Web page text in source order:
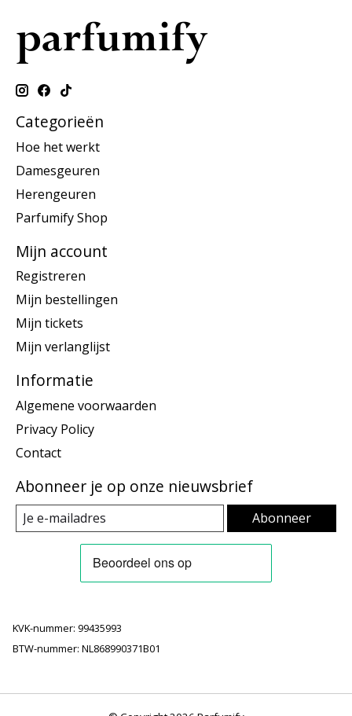
Categorieën
Hoe het werkt
Damesgeuren
Herengeuren
Parfumify Shop
Mijn account
Registreren
Mijn bestellingen
Mijn tickets
Mijn verlanglijst
Informatie
Algemene voorwaarden
Privacy Policy
Contact
Abonneer je op onze nieuwsbrief
Abonneer
KVK-nummer: 99435993
BTW-nummer: NL868990371B01